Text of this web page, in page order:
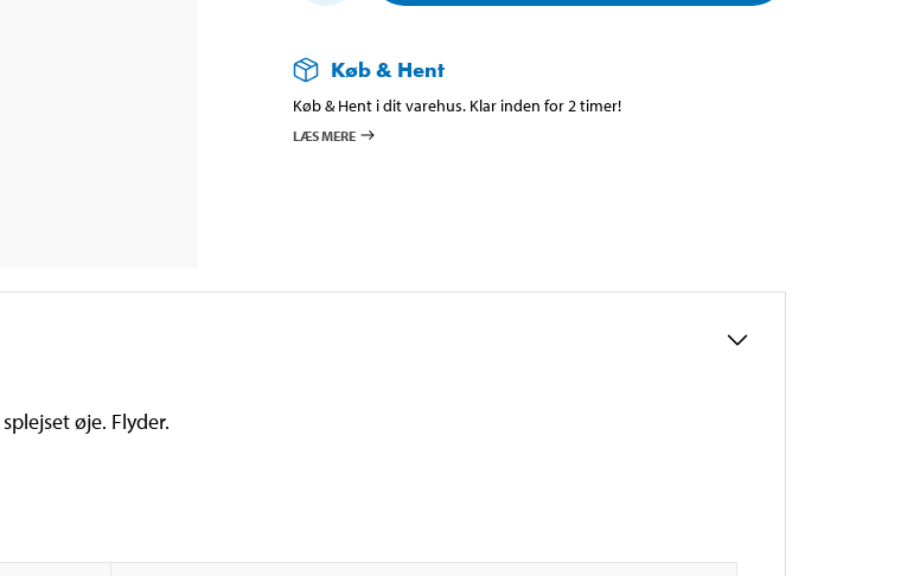
Køb & Hent
Køb & Hent i dit varehus. Klar inden for 2 timer!
LÆS MERE
øje. Flyder.